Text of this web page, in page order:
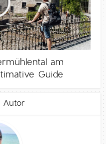
am
Guide
Autor